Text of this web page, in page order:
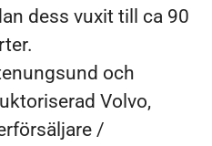
dess vuxit till ca 90
och
Volvo,
/